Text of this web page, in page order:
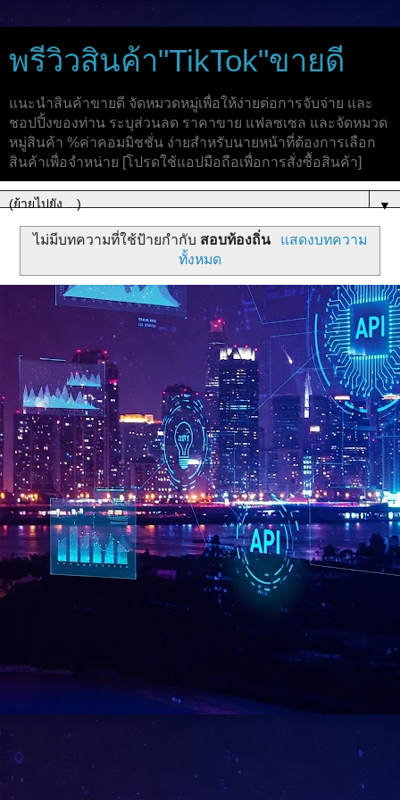
พรีวิวสินค้า"TikTok"ขายดี
แนะนำสินค้าขายดี จัดหมวดหมู่เพื่อให้ง่ายต่อการจับจ่าย และ
ชอปปิ้งของท่าน ระบุส่วนลด ราคาขาย แฟลซเซล และจัดหมวด
หมู่สินค้า %ค่าคอมมิชชั่น ง่ายสำหรับนายหน้าที่ต้องการเลือก
สินค้าเพื่อจำหน่าย [โปรดใช้แอปมือถือเพื่อการสั่งซื้อสินค้า]
▼
ไม่มีบทความที่ใช้ป้ายกำกับ สอบท้องถิ่น
แสดงบทความ
ทั้งหมด